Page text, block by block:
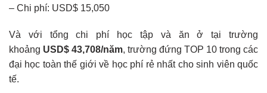
– Chi phí: USD$ 15,050
Và với tổng chi phí học tập và ăn ở tại trường
khoảng USD$ 43,708/năm, trường đứng TOP 10 trong các
đại học toàn thế giới về học phí rẻ nhất cho sinh viên quốc
tế.